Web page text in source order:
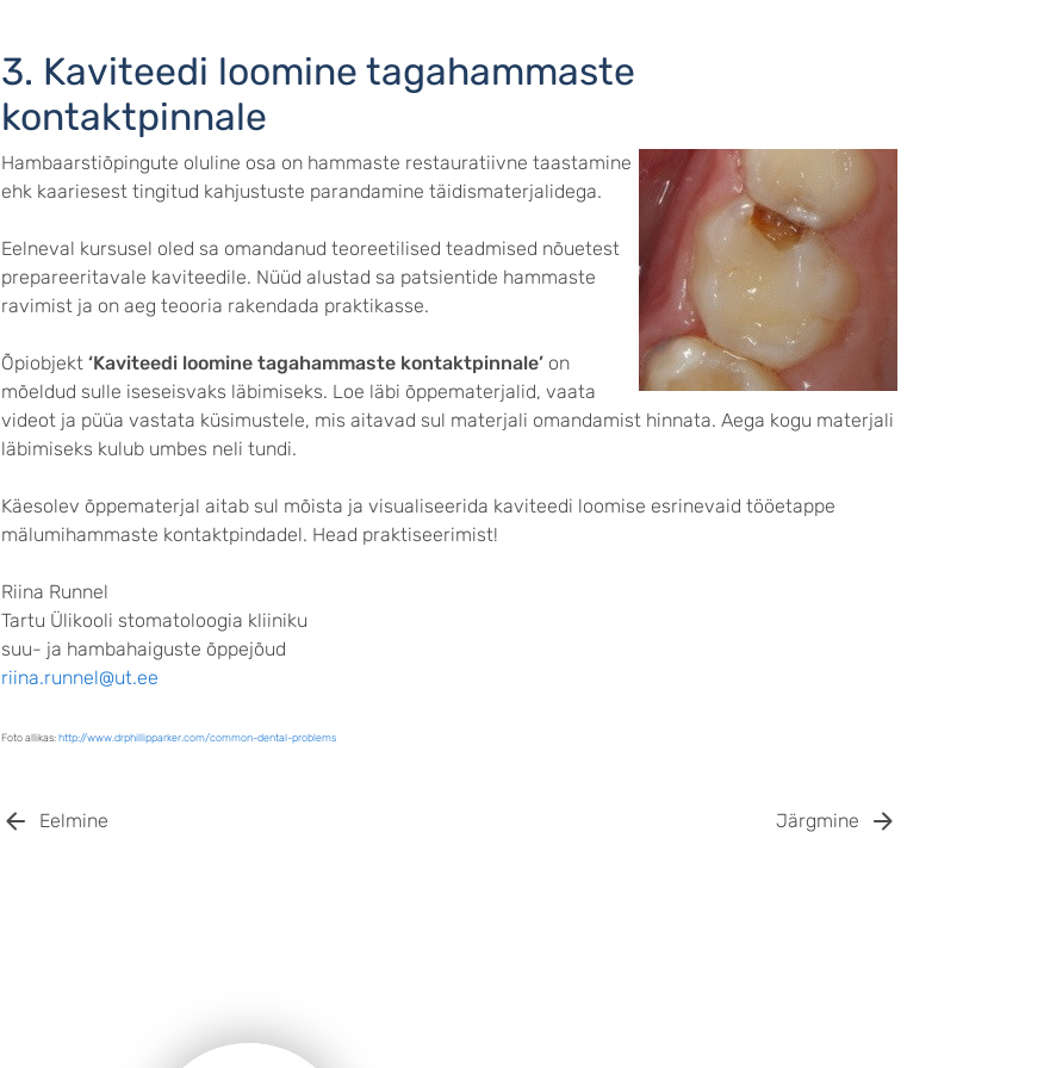
3. Kaviteedi loomine tagahammaste
kontaktpinnale
Hambaarstiõpingute oluline osa on hammaste restauratiivne taastamine
ehk kaariesest tingitud kahjustuste parandamine täidismaterjalidega.
Eelneval kursusel oled sa omandanud teoreetilised teadmised nõuetest
prepareeritavale kaviteedile. Nüüd alustad sa patsientide hammaste
ravimist ja on aeg teooria rakendada praktikasse.
Õpiobjekt ‘Kaviteedi loomine tagahammaste kontaktpinnale’ on
mõeldud sulle iseseisvaks läbimiseks. Loe läbi õppematerjalid, vaata
videot ja püüa vastata küsimustele, mis aitavad sul materjali omandamist hinnata. Aega kogu materjali
läbimiseks kulub umbes neli tundi.
Käesolev õppematerjal aitab sul mõista ja visualiseerida kaviteedi loomise esrinevaid tööetappe
mälumihammaste kontaktpindadel. Head praktiseerimist!
Riina Runnel
Tartu Ülikooli stomatoloogia kliiniku
suu- ja hambahaiguste õppejõud
riina.runnel@ut.ee
Foto allikas: http://www.drphillipparker.com/common-dental-problems
Eelmine Järgmine